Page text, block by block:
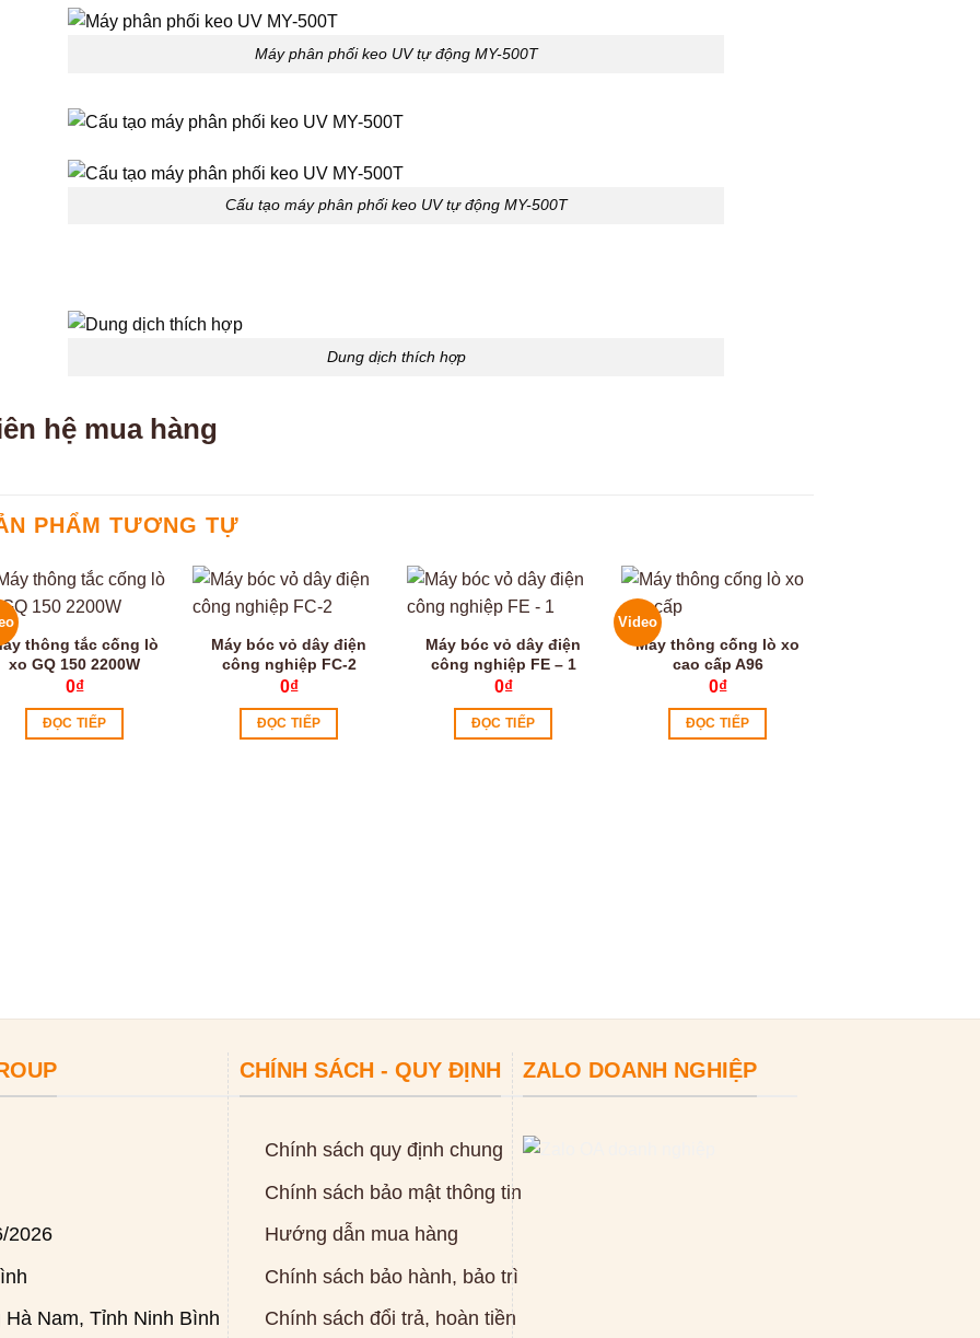
Máy phân phối keo UV tự động MY-500T
Cấu tạo máy phân phối keo UV tự động MY-500T
Dung dịch thích hợp
hệ mua hàng
PHẨM TƯƠNG TỰ
thông tắc cống lò
xo GQ 150 2200W
0₫
ĐỌC TIẾP
Máy bóc vỏ dây điện
công nghiệp FC-2
0₫
ĐỌC TIẾP
Máy bóc vỏ dây điện
công nghiệp FE – 1
0₫
ĐỌC TIẾP
Video
Máy thông cống lò xo
cao cấp A96
0₫
ĐỌC TIẾP
2026
Nam, Tỉnh Ninh Bình
CHÍNH SÁCH - QUY ĐỊNH
Chính sách quy định chung
Chính sách bảo mật thông tin
Hướng dẫn mua hàng
Chính sách bảo hành, bảo trì
Chính sách đổi trả, hoàn tiền
ZALO DOANH NGHIỆP